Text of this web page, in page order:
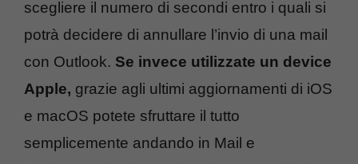
scegliere il numero di secondi entro i quali si
potrà decidere di annullare l’invio di una mail
con Outlook. Se invece utilizzate un device
Apple, grazie agli ultimi aggiornamenti di iOS
e macOS potete sfruttare il tutto
semplicemente andando in Mail e